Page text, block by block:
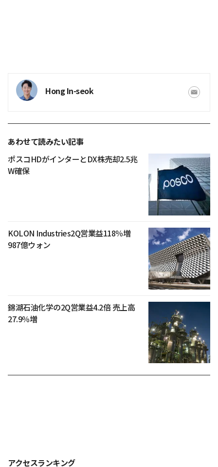
Hong In-seok
あわせて読みたい記事
ポスコHDがインターとDX株売却2.5兆
W確保
KOLON Industries2Q営業益118％増
987億ウォン
錦湖石油化学の2Q営業益4.2倍 売上高
27.9％増
アクセスランキング